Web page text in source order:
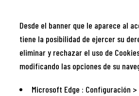
Desde el banner que le aparece al
tiene la posibilidad de ejercer su
eliminar y rechazar el uso de
modificando las opciones de su
Microsoft Edge : Configuración